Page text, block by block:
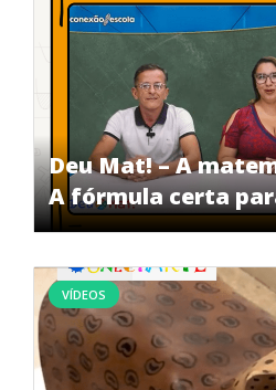
Deu Mat! – A
A fórmula certa
VÍDEOS